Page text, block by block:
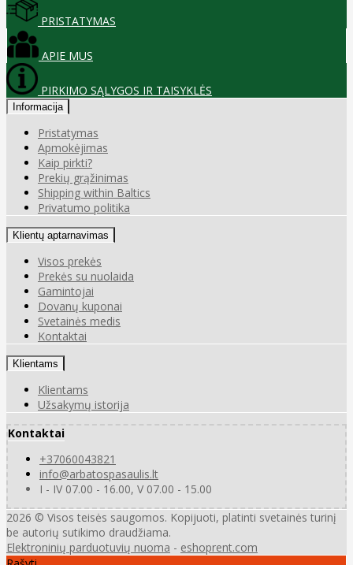
PRISTATYMAS
APIE MUS
PIRKIMO SĄLYGOS IR TAISYKLĖS
Informacija
Pristatymas
Apmokėjimas
Kaip pirkti?
Prekių grąžinimas
Shipping within Baltics
Privatumo politika
Klientų aptarnavimas
Visos prekės
Prekės su nuolaida
Gamintojai
Dovanų kuponai
Svetainės medis
Kontaktai
Klientams
Klientams
Užsakymų istorija
Kontaktai
+37060043821
info@arbatospasaulis.lt
I - IV 07.00 - 16.00, V 07.00 - 15.00
2026 © Visos teisės saugomos. Kopijuoti, platinti svetainės turinį
be autorių sutikimo draudžiama.
Elektroninių parduotuvių nuoma - eshoprent.com